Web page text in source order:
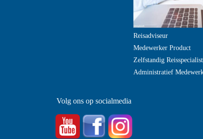
Reisadviseur
Medewerker Product
Zelfstandig Reisspecialist
Administratief
Volg ons op socialmedia